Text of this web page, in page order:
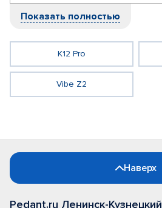
Показать полностью
K12 Pro
Vibe Z2
Наверх
Pedant.ru Ленинск-Кузнецкий